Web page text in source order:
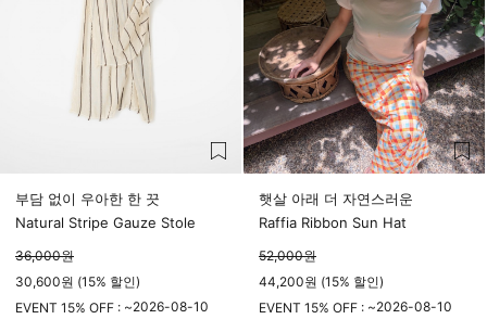
부담 없이 우아한 한 끗
Natural Stripe Gauze Stole
36,000원
30,600원 (15% 할인)
EVENT 15% OFF : ~2026-08-10
햇살 아래 더 자연스러운
Raffia Ribbon Sun Hat
52,000원
44,200원 (15% 할인)
EVENT 15% OFF : ~2026-08-10